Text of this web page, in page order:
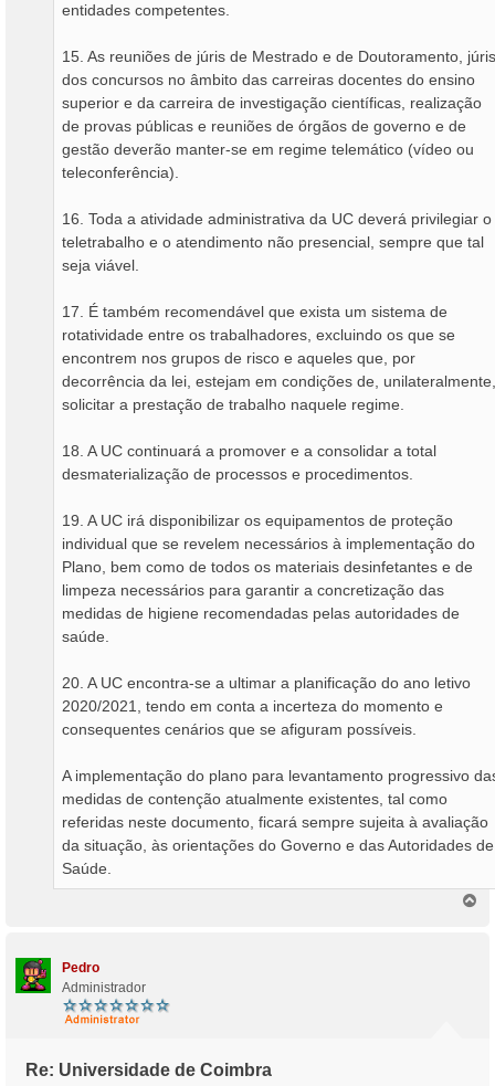
entidades competentes.
15. As reuniões de júris de Mestrado e de Doutoramento, júris
dos concursos no âmbito das carreiras docentes do ensino
superior e da carreira de investigação científicas, realização
de provas públicas e reuniões de órgãos de governo e de
gestão deverão manter-se em regime telemático (vídeo ou
teleconferência).
16. Toda a atividade administrativa da UC deverá privilegiar o
teletrabalho e o atendimento não presencial, sempre que tal
seja viável.
17. É também recomendável que exista um sistema de
rotatividade entre os trabalhadores, excluindo os que se
encontrem nos grupos de risco e aqueles que, por
decorrência da lei, estejam em condições de, unilateralmente,
solicitar a prestação de trabalho naquele regime.
18. A UC continuará a promover e a consolidar a total
desmaterialização de processos e procedimentos.
19. A UC irá disponibilizar os equipamentos de proteção
individual que se revelem necessários à implementação do
Plano, bem como de todos os materiais desinfetantes e de
limpeza necessários para garantir a concretização das
medidas de higiene recomendadas pelas autoridades de
saúde.
20. A UC encontra-se a ultimar a planificação do ano letivo
2020/2021, tendo em conta a incerteza do momento e
consequentes cenários que se afiguram possíveis.
A implementação do plano para levantamento progressivo
medidas de contenção atualmente existentes, tal como
referidas neste documento, ficará sempre sujeita à avaliação
da situação, às orientações do Governo e das Autoridades de
Saúde.
Pedro
Administrador
Re: Universidade de Coimbra